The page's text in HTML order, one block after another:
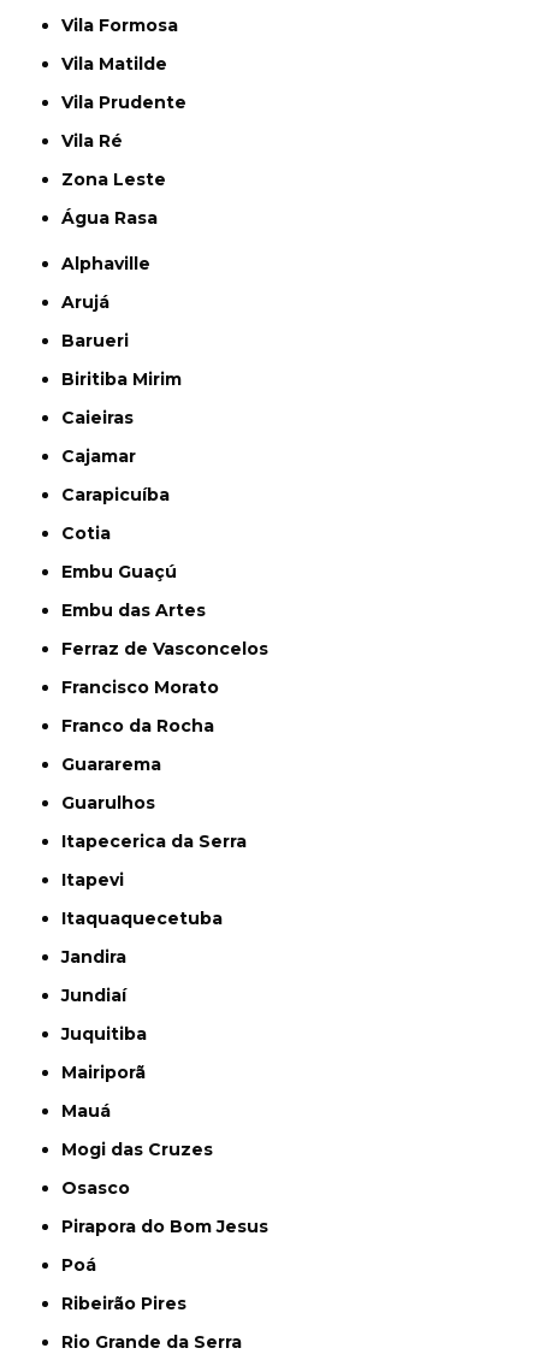
Vila Formosa
Vila Matilde
Vila Prudente
Vila Ré
Zona Leste
Água Rasa
Alphaville
Arujá
Barueri
Biritiba Mirim
Caieiras
Cajamar
Carapicuíba
Cotia
Embu Guaçú
Embu das Artes
Ferraz de Vasconcelos
Francisco Morato
Franco da Rocha
Guararema
Guarulhos
Itapecerica da Serra
Itapevi
Itaquaquecetuba
Jandira
Jundiaí
Juquitiba
Mairiporã
Mauá
Mogi das Cruzes
Osasco
Pirapora do Bom Jesus
Poá
Ribeirão Pires
Rio Grande da Serra